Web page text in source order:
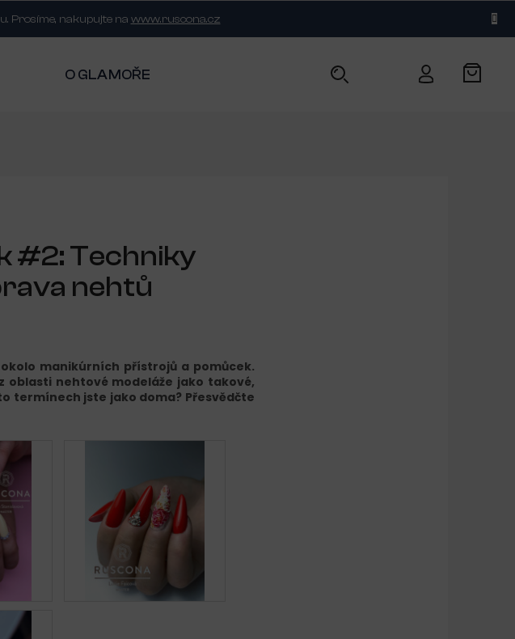
Prosíme, nakupujte na www.ruscona.cz
O GLAMOŘE KONTAKT
#2: Techniky
nehtů
manikúrních přístrojů a pomůcek.
oblasti nehtové modeláže jako takové,
termínech jste jako doma? Přesvědčte